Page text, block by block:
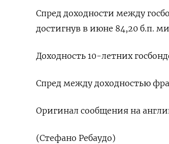
Спред доходности между
достигнув в июне 84,20 б.п.
Доходность 10-летних
Спред между доходностью
Оригинал сообщения на
(Стефано Ребаудо)